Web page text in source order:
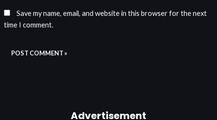
Save my name, email, and website in this browser for the next
time I comment.
Advertisement